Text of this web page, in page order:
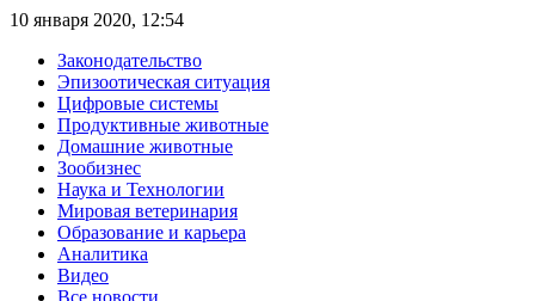
10 января 2020, 12:54
Законодательство
Эпизоотическая ситуация
Цифровые системы
Продуктивные животные
Домашние животные
Зообизнес
Наука и Технологии
Мировая ветеринария
Образование и карьера
Аналитика
Видео
Все новости